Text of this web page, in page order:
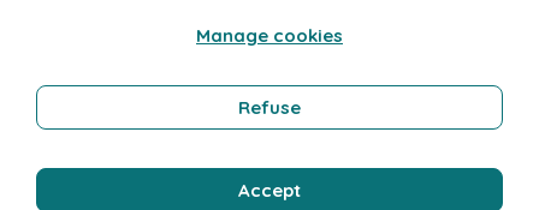
Sirène
Manage cookies
Refuse
Accept